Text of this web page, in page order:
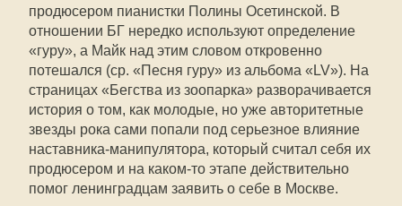
продюсером пианистки Полины Осетинской. В
отношении БГ нередко используют определение
«гуру», а Майк над этим словом откровенно
потешался (ср. «Песня гуру» из альбома «LV»). На
страницах «Бегства из зоопарка» разворачивается
история о том, как молодые, но уже авторитетные
звезды рока сами попали под серьезное влияние
наставника-манипулятора, который считал себя их
продюсером и на каком-то этапе действительно
помог ленинградцам заявить о себе в Москве.